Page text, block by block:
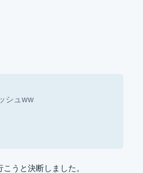
シュww
うと決断しました。